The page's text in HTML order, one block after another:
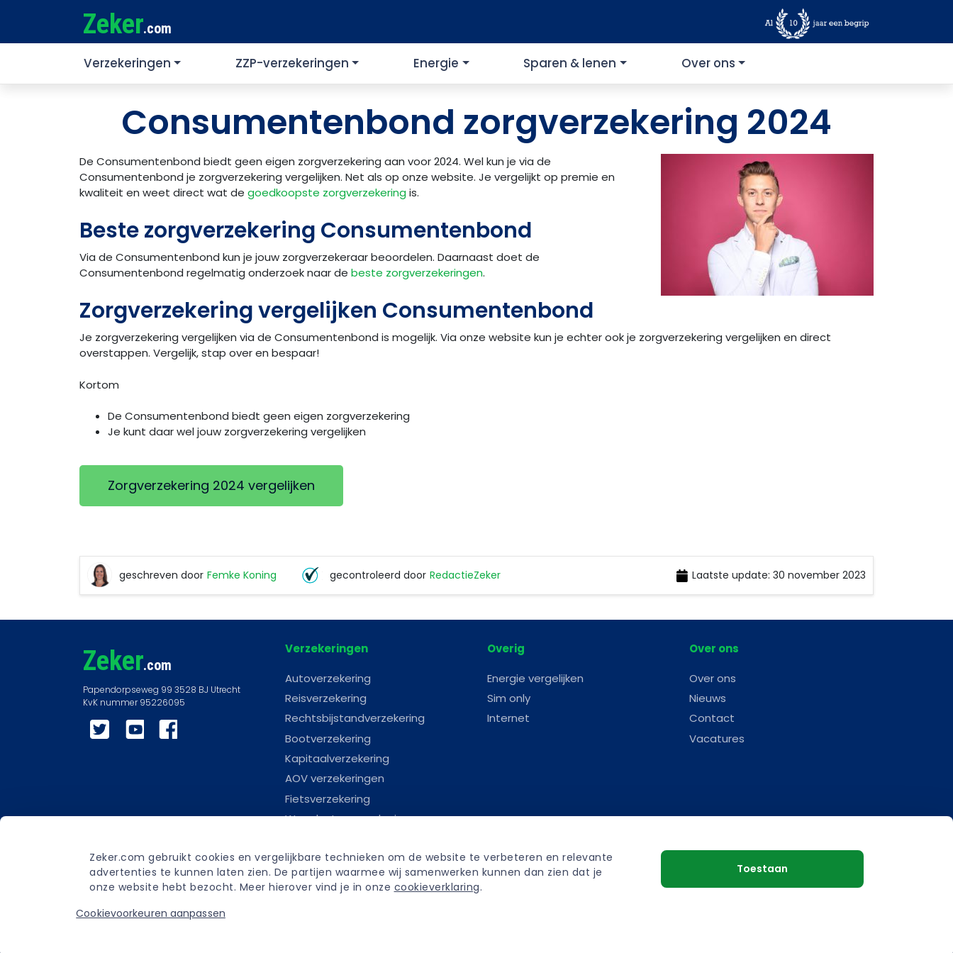
Zeker.com gebruikt cookies en vergelijkbare technieken om de website te verbeteren en relevante
advertenties te kunnen laten zien. De partijen waarmee wij samenwerken kunnen dan zien dat je
onze website hebt bezocht. Meer hierover vind je in onze cookieverklaring.
Cookievoorkeuren aanpassen
Toestaan
Zeker.com
Verzekeringen ZZP-verzekeringen Energie Sparen & lenen Over ons
Consumentenbond zorgverzekering 2024
De Consumentenbond biedt geen eigen zorgverzekering aan voor 2024. Wel kun je via de
Consumentenbond je zorgverzekering vergelijken. Net als op onze website. Je vergelijkt op premie en
kwaliteit en weet direct wat de goedkoopste zorgverzekering is.
Beste zorgverzekering Consumentenbond
Via de Consumentenbond kun je jouw zorgverzekeraar beoordelen. Daarnaast doet de
Consumentenbond regelmatig onderzoek naar de beste zorgverzekeringen.
Zorgverzekering vergelijken Consumentenbond
Je zorgverzekering vergelijken via de Consumentenbond is mogelijk. Via onze website kun je echter ook je zorgverzekering vergelijken en direct
overstappen. Vergelijk, stap over en bespaar!
Kortom
De Consumentenbond biedt geen eigen zorgverzekering
Je kunt daar wel jouw zorgverzekering vergelijken
Zorgverzekering 2024 vergelijken
geschreven door Femke Koning
gecontroleerd door RedactieZeker
RedactieZeker
Laatste update: 30 november 2023
Zeker.com
Twitter YouTubeFacebook
Verzekeringen
Autoverzekering
Reisverzekering
Rechtsbijstandverzekering
Bootverzekering
Kapitaalverzekering
AOV verzekeringen
Fietsverzekering
Woonlastenverzekering
Caravanverzekering
Begrafenisverzekering
Overig
Energie vergelijken
Sim only
Internet
Over ons
Over ons
Nieuws
Contact
Vacatures